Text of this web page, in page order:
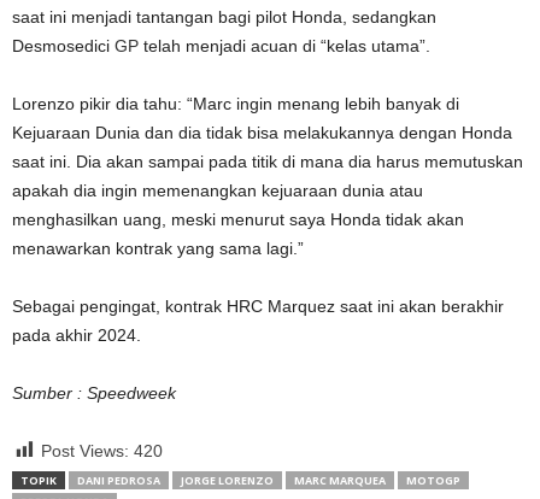
saat ini menjadi tantangan bagi pilot Honda, sedangkan
Desmosedici GP telah menjadi acuan di “kelas utama”.
Lorenzo pikir dia tahu: “Marc ingin menang lebih banyak di
Kejuaraan Dunia dan dia tidak bisa melakukannya dengan Honda
saat ini. Dia akan sampai pada titik di mana dia harus memutuskan
apakah dia ingin memenangkan kejuaraan dunia atau
menghasilkan uang, meski menurut saya Honda tidak akan
menawarkan kontrak yang sama lagi.”
Sebagai pengingat, kontrak HRC Marquez saat ini akan berakhir
pada akhir 2024.
Sumber : Speedweek
Post Views: 420
TOPIK DANI PEDROSA JORGE LORENZO MARC MARQUEA
MOTOGP